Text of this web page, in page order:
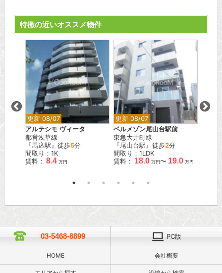
特徴の近いオススメ物件
更新 08/07
アルテシモ ヴィータ
都営浅草線
『馬込駅』徒歩5分
間取り：1K
賃料： 8.4 万円
更新 08/07
ベルメゾン尾山台駅前
東急大井町線
『尾山台駅』徒歩2分
間取り：1LDK
賃料： 18.0 万円〜 19.0 万円
03-5468-8899 PC版
HOME 会社概要